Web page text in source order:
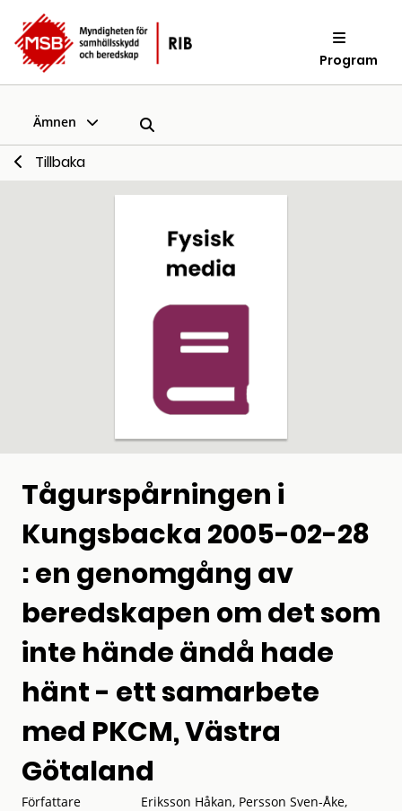
Program
Ämnen
Tillbaka
Tågurspårningen i
Kungsbacka 2005-02-28
: en genomgång av
beredskapen om det som
inte hände ändå hade
hänt - ett samarbete
med PKCM, Västra
Götaland
Författare
Eriksson Håkan, Persson Sven-Åke,